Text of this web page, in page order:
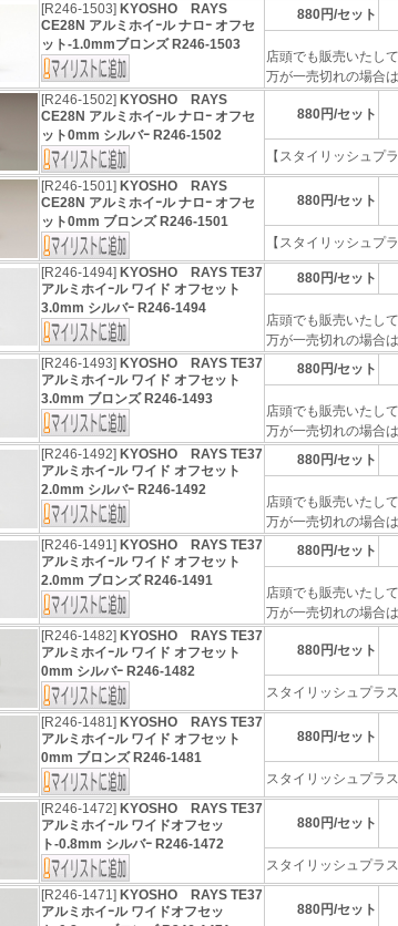
[R246-1503] KYOSHO RAYS
CE28N アルミホイｰル ナロｰ オフセ
ット-1.0mmブロンズ R246-1503
880円/セット
店頭でも販売いたして
万が一売切れの場合
[R246-1502] KYOSHO RAYS
CE28N アルミホイｰル ナロｰ オフセ
ット0mm シルバｰ R246-1502
880円/セット
【スタイリッシュプ
[R246-1501] KYOSHO RAYS
CE28N アルミホイｰル ナロｰ オフセ
ット0mm ブロンズ R246-1501
880円/セット
【スタイリッシュプ
[R246-1494] KYOSHO RAYS TE37
アルミホイｰル ワイド オフセット
3.0mm シルバｰ R246-1494
880円/セット
店頭でも販売いたして
万が一売切れの場合
[R246-1493] KYOSHO RAYS TE37
アルミホイｰル ワイド オフセット
3.0mm ブロンズ R246-1493
880円/セット
店頭でも販売いたして
万が一売切れの場合
[R246-1492] KYOSHO RAYS TE37
アルミホイｰル ワイド オフセット
2.0mm シルバｰ R246-1492
880円/セット
店頭でも販売いたして
万が一売切れの場合
[R246-1491] KYOSHO RAYS TE37
アルミホイｰル ワイド オフセット
2.0mm ブロンズ R246-1491
880円/セット
店頭でも販売いたして
万が一売切れの場合
[R246-1482] KYOSHO RAYS TE37
アルミホイｰル ワイド オフセット
0mm シルバｰ R246-1482
880円/セット
スタイリッシュプラ
[R246-1481] KYOSHO RAYS TE37
アルミホイｰル ワイド オフセット
0mm ブロンズ R246-1481
880円/セット
スタイリッシュプラ
[R246-1472] KYOSHO RAYS TE37
アルミホイｰル ワイドオフセッ
ト-0.8mm シルバｰ R246-1472
880円/セット
スタイリッシュプラ
[R246-1471] KYOSHO RAYS TE37
アルミホイｰル ワイドオフセッ
880円/セット